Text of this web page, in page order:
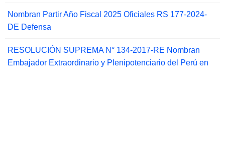
Nombran Partir Año Fiscal 2025 Oficiales RS 177-2024-
DE Defensa
RESOLUCIÓN SUPREMA N° 134-2017-RE Nombran
Embajador Extraordinario y Plenipotenciario del Perú en